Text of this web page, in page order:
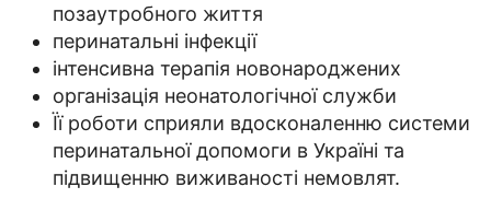
позаутробного життя
перинатальні інфекції
інтенсивна терапія новонароджених
організація неонатологічної служби
Її роботи сприяли вдосконаленню системи
перинатальної допомоги в Україні та
підвищенню виживаності немовлят.